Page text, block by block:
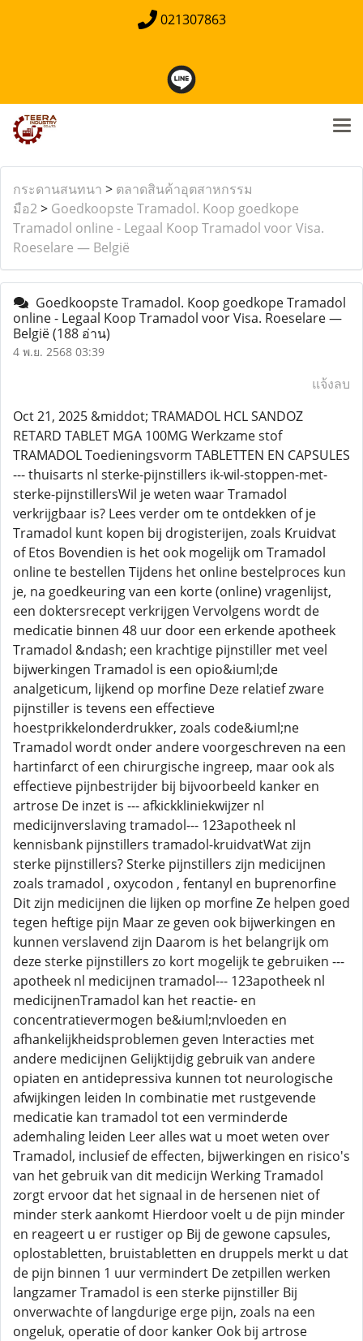
021307863
กระดานสนทนา > ตลาดสินค้าอุตสาหกรรม
มือ2> Goedkoopste Tramadol. Koop goedkope
Tramadol online - Legaal Koop Tramadol voor Visa.
Roeselare — België
Goedkoopste Tramadol. Koop goedkope Tramadol
online - Legaal Koop Tramadol voor Visa. Roeselare —
België(188 อ่าน)
4 พ.ย. 2568 03:39
แจ้งลบ
Oct 21, 2025 &middot; TRAMADOL HCL SANDOZ
RETARD TABLET MGA 100MG Werkzame stof
TRAMADOL Toedieningsvorm TABLETTEN EN CAPSULES
--- thuisarts nl sterke-pijnstillers ik-wil-stoppen-met-
sterke-pijnstillersWil je weten waar Tramadol
verkrijgbaar is? Lees verder om te ontdekken of je
Tramadol kunt kopen bij drogisterijen, zoals Kruidvat
of Etos Bovendien is het ook mogelijk om Tramadol
online te bestellen Tijdens het online bestelproces kun
je, na goedkeuring van een korte (online) vragenlijst,
een doktersrecept verkrijgen Vervolgens wordt de
medicatie binnen 48 uur door een erkende apotheek
Tramadol &ndash; een krachtige pijnstiller met veel
bijwerkingen Tramadol is een opio&iuml;de
analgeticum, lijkend op morfine Deze relatief zware
pijnstiller is tevens een effectieve
hoestprikkelonderdrukker, zoals code&iuml;ne
Tramadol wordt onder andere voorgeschreven na een
hartinfarct of een chirurgische ingreep, maar ook als
effectieve pijnbestrijder bij bijvoorbeeld kanker en
artrose De inzet is --- afkickkliniekwijzer nl
medicijnverslaving tramadol--- 123apotheek nl
kennisbank pijnstillers tramadol-kruidvatWat zijn
sterke pijnstillers? Sterke pijnstillers zijn medicijnen
zoals tramadol , oxycodon , fentanyl en buprenorfine
Dit zijn medicijnen die lijken op morfine Ze helpen goed
tegen heftige pijn Maar ze geven ook bijwerkingen en
kunnen verslavend zijn Daarom is het belangrijk om
deze sterke pijnstillers zo kort mogelijk te gebruiken ---
apotheek nl medicijnen tramadol--- 123apotheek nl
medicijnenTramadol kan het reactie- en
concentratievermogen be&iuml;nvloeden en
afhankelijkheidsproblemen geven Interacties met
andere medicijnen Gelijktijdig gebruik van andere
opiaten en antidepressiva kunnen tot neurologische
afwijkingen leiden In combinatie met rustgevende
medicatie kan tramadol tot een verminderde
ademhaling leiden Leer alles wat u moet weten over
Tramadol, inclusief de effecten, bijwerkingen en risico's
van het gebruik van dit medicijn Werking Tramadol
zorgt ervoor dat het signaal in de hersenen niet of
minder sterk aankomt Hierdoor voelt u de pijn minder
en reageert u er rustiger op Bij de gewone capsules,
oplostabletten, bruistabletten en druppels merkt u dat
de pijn binnen 1 uur vermindert De zetpillen werken
langzamer Tramadol is een sterke pijnstiller Bij
onverwachte of langdurige erge pijn, zoals na een
ongeluk, operatie of door kanker Ook bij artrose